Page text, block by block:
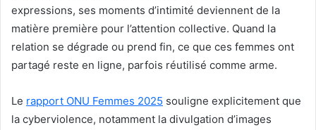
expressions, ses moments d’intimité deviennent de la
matière première pour l’attention collective. Quand la
relation se dégrade ou prend fin, ce que ces femmes ont
partagé reste en ligne, parfois réutilisé comme arme.
Le rapport ONU Femmes 2025 souligne explicitement que
la cyberviolence, notamment la divulgation d’images